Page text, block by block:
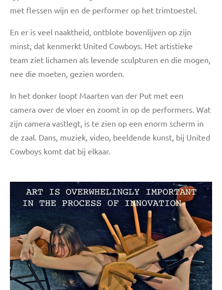
met flessen wijn en de performer op het trimtoestel.
En er is veel naaktheid, ontblote bovenlijven op zijn
minst, dat kenmerkt United Cowboys. Het artistieke
team ziet lichamen als levende sculpturen en die mogen,
nee die moeten, gezien worden.
In het donker loopt Maarten van der Put met een
camera over de vloer en zoomt in op de performers. Wat
zijn camera vastlegt, is te zien op een enorm scherm in
de zaal. Dans, muziek, video, beeldende kunst, bij United
Cowboys komt dat bij elkaar.